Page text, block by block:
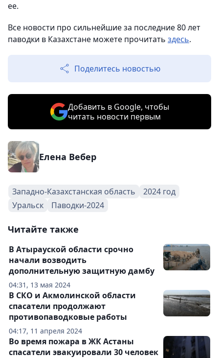
ее.
Все новости про сильнейшие за последние 80 лет
паводки в Казахстане можете прочитать здесь.
Поделитесь новостью
Добавить в Google, чтобы
читать новости первым
Елена Вебер
Западно-Казахстанская область
2024 год
Уральск
Паводки-2024
Читайте также
04:31, 13 мая 2024
В Атырауской области срочно
начали возводить
дополнительную защитную дамбу
04:17, 11 апреля 2024
В СКО и Акмолинской области
спасатели продолжают
противопаводковые работы
Во время пожара в ЖК Астаны
спасатели эвакуировали 30 человек